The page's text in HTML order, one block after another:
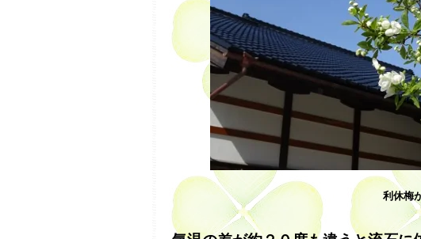
利休梅